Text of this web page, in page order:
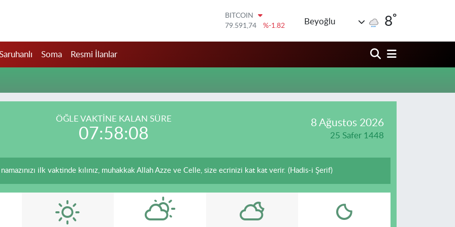
BITCOIN
79.591,74
%-1.82
53,38690
%0.19
Beyoğlu 8°
Soma Resmi İlanlar
ÖĞLE VAKTİNE KALAN SÜRE
07:58:08
8 Ağustos 2026
25 Safer 1448
ilk vaktinde kılınız, muhakkak Allah Azze ve Celle, size ecrinizi kat kat verir. (Hadis-i Şerif)